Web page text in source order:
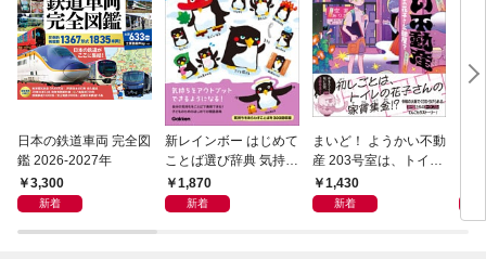
日本の鉄道車両 完全図
鑑 2026-2027年
3,300
新着
新レインボー はじめて
ことば選び辞典 気持ち
のことば
1,870
新着
まいど！ ようかい不動
産 203号室は、トイレ
の花子さんの部屋？
1,430
新着